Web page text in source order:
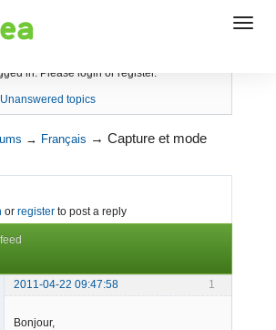
in. Please login or register.
Unanswered topics
→ Français →Capture et mode
or register to post a reply
1
2011-04-22 09:47:58
Bonjour,